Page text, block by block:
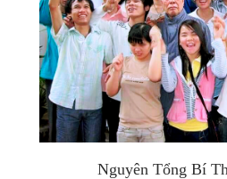
Nguyên Tổng Bí